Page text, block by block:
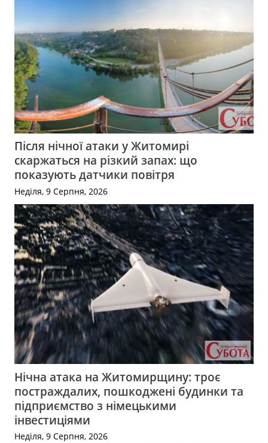
Після нічної атаки у Житомирі
скаржаться на різкий запах: що
показують датчики повітря
Неділя, 9 Серпня, 2026
Нічна атака на Житомирщину: троє
постраждалих, пошкоджені будинки та
підприємство з німецькими
інвестиціями
Неділя, 9 Серпня, 2026